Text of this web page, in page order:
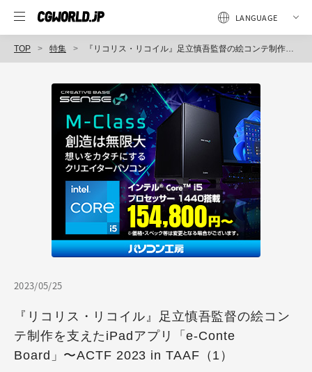
TOP 特集 『リコリス・リコイル』足立慎吾監督の絵コンテ制作を支えたiPadアプリ「e-Conte Board」〜ACTF 2023 in TAAF（1）
2023/05/25
『リコリス・リコイル』足立慎吾監督の絵コン
テ制作を支えたiPadアプリ「e-Conte
Board」〜ACTF 2023 in TAAF（1）